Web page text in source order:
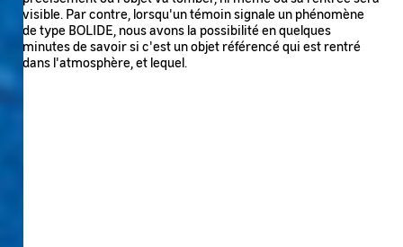
visible. Par contre, lorsqu'un témoin signale un phénomène
de type BOLIDE, nous avons la possibilité en quelques
minutes de savoir si c'est un objet référencé qui est rentré
dans l'atmosphère, et lequel.